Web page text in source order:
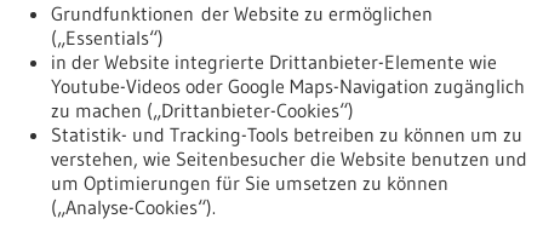
Nach oben
Grundfunktionen der Website zu ermöglichen
(„Essentials“)
in der Website integrierte Drittanbieter-Elemente wie
Youtube-Videos oder Google Maps-Navigation zugänglich
zu machen („Drittanbieter-Cookies“)
Statistik- und Tracking-Tools betreiben zu können um zu
verstehen, wie Seitenbesucher die Website benutzen und
um Optimierungen für Sie umsetzen zu können
(„Analyse-Cookies“).